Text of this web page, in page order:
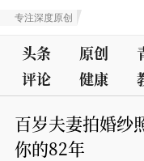
专注深度原创
头条 原创
评论
健康
百岁夫妻拍婚纱
你的82年